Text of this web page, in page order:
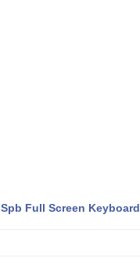
Spb Full Screen Keyboard